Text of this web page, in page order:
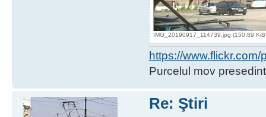
IMG_20190917_114739.jpg (150.89
https://
Purcelul mov
Re: Ştiri